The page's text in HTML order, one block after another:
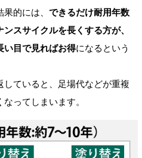
的には、 できるだけ耐用年数
スサイクルを長くする方が、
い目で見ればお得になるという
ていると、足場代などが重複
ってしまいます。